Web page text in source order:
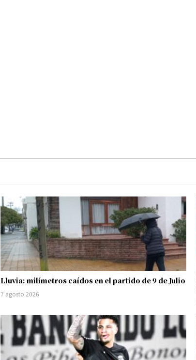
Lluvia: milímetros caídos en el partido de 9 de Julio
7 agosto 2026